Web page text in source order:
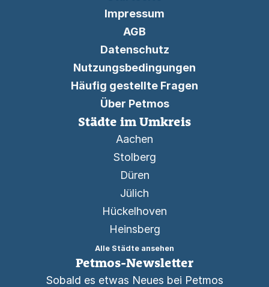
Impressum
AGB
Datenschutz
Nutzungsbedingungen
Häufig gestellte Fragen
Über Petmos
Städte im Umkreis
Aachen
Stolberg
Düren
Jülich
Hückelhoven
Heinsberg
Alle Städte ansehen
Petmos-Newsletter
Sobald es etwas Neues bei Petmos